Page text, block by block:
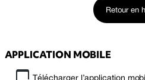
Retour en
APPLICATION MOBILE
Télécharger l’application